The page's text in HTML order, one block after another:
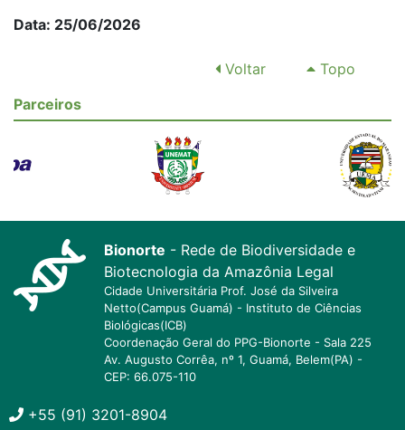
Data: 25/06/2026
Voltar
Topo
Parceiros
Bionorte - Rede de Biodiversidade e
Biotecnologia da Amazônia Legal
Cidade Universitária Prof. José da Silveira
Netto(Campus Guamá) - Instituto de Ciências
Biológicas(ICB)
Coordenação Geral do PPG-Bionorte - Sala 225
Av. Augusto Corrêa, nº 1, Guamá, Belem(PA) -
CEP: 66.075-110
+55 (91) 3201-8904